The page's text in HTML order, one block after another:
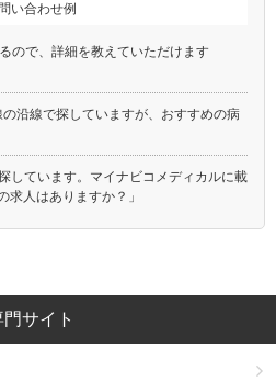
い合わせ例
ので、詳細を教えていただけます
の沿線で探していますが、おすすめの病
しています。マイナビコメディカルに載
求人はありますか？」
門サイト